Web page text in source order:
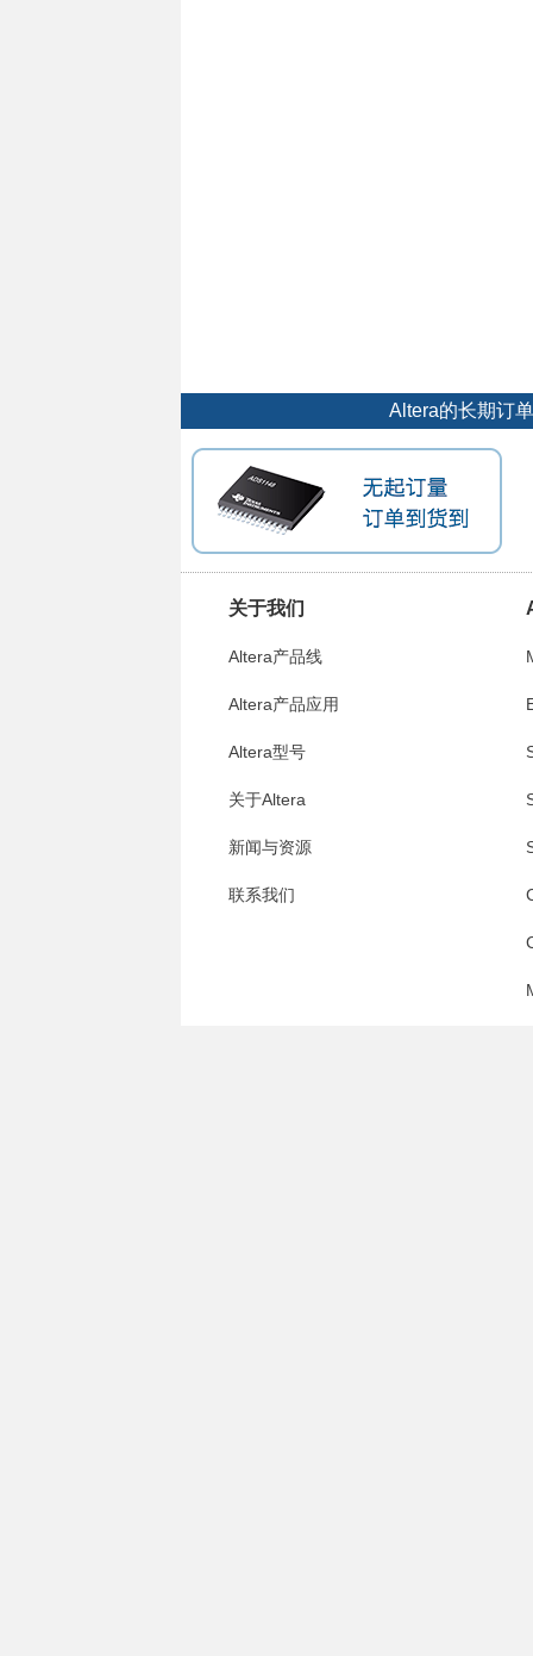
Altera的长期订
关于我们
Altera产品线
Altera产品应用
Altera型号
关于Altera
新闻与资源
联系我们